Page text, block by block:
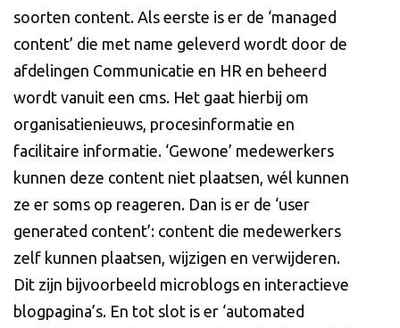
soorten content. Als eerste is er de ‘managed
content’ die met name geleverd wordt door de
afdelingen Communicatie en HR en beheerd
wordt vanuit een cms. Het gaat hierbij om
organisatienieuws, procesinformatie en
facilitaire informatie. ‘Gewone’ medewerkers
kunnen deze content niet plaatsen, wél kunnen
ze er soms op reageren. Dan is er de ‘user
generated content’: content die medewerkers
zelf kunnen plaatsen, wijzigen en verwijderen.
Dit zijn bijvoorbeeld microblogs en interactieve
blogpagina’s. En tot slot is er ‘automated